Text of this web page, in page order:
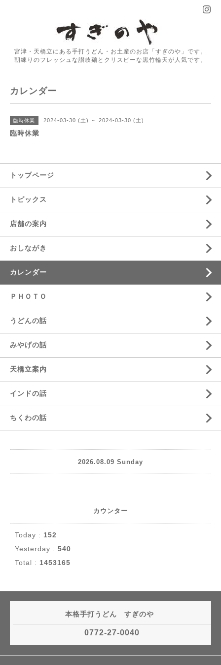
宮津・天橋立にある手打うどん・お土産のお店「すぎのや」です。
朝練りのフレッシュな讃岐麺とクリスピーな黒竹輪天が人気です。
カレンダー
臨時休業 2024-03-30 (土) ～ 2024-03-30 (土)
臨時休業
トップページ
トピックス
店舗の案内
おしながき
カレンダー
ＰＨＯＴＯ
うどんの話
みやげの話
天橋立案内
インドの話
ちくわの話
2026.08.09 Sunday
カウンター
Today : 152
Yesterday : 540
Total : 1453165
本格手打うどん すぎのや
0772-27-0040